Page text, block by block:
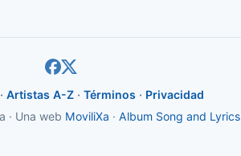
· Artistas A-Z · Términos · Privacidad
· Una web MoviliXa · Album Song and Lyrics